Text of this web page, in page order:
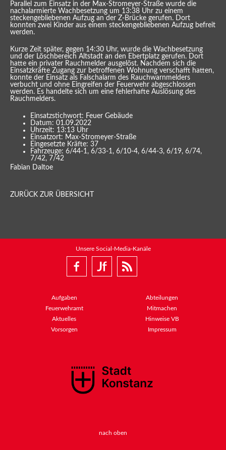
Parallel zum Einsatz in der Max-Stromeyer-Straße wurde die
nachalarmierte Wachbesetzung um 13:38 Uhr zu einem
steckengebliebenen Aufzug an der Z-Brücke gerufen. Dort
konnten zwei Kinder aus einem steckengebliebenen Aufzug befreit
werden.
Kurze Zeit später, gegen 14:30 Uhr, wurde die Wachbesetzung
und der Löschbereich Altstadt an den Ebertplatz gerufen. Dort
hatte ein privater Rauchmelder ausgelöst. Nachdem sich die
Einsatzkräfte Zugang zur betroffenen Wohnung verschafft hatten,
konnte der Einsatz als Falschalarm des Rauchwarnmelders
verbucht und ohne Eingreifen der Feuerwehr abgeschlossen
werden. Es handelte sich um eine fehlerhafte Auslösung des
Rauchmelders.
Einsatzstichwort: Feuer Gebäude
Datum: 01.09.2022
Uhrzeit: 13:13 Uhr
Einsatzort: Max-Stromeyer-Straße
Eingesetzte Kräfte: 37
Fahrzeuge: 6/44-1, 6/33-1, 6/10-4, 6/44-3, 6/19, 6/74,
7/42, 7/42
Fabian Daltoe
ZURÜCK ZUR ÜBERSICHT
Unsere Social-Media-Kanäle
Aufgaben
Abteilungen
Feuerwehramt
Mitmachen
Aktuelles
Hinweise VB
Vorsorgen
Impressum
nach oben